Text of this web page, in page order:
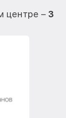
центре – 3